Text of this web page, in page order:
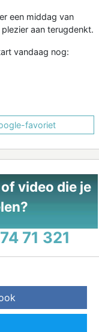
een middag van
aan terugdenkt.
vandaag nog:
favoriet
video die je
71 321